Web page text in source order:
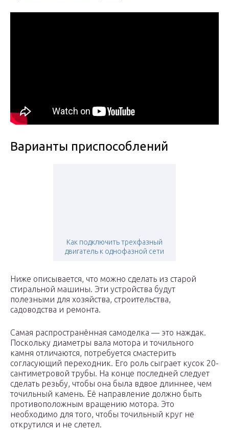
Варианты приспособлений
Как подключить трехфазный
двигатель к однофазной сети
Ниже описывается, что можно сделать из старой
стиральной машины. Эти устройства будут
полезными для хозяйства, строительства,
садоводства и ремонта.
Самая распространённая самоделка — это наждак.
Поскольку диаметры вала мотора и точильного
камня отличаются, потребуется смастерить
согласующий переходник. Его роль сыграет кусок 20-
сантиметровой трубы. На конце последней следует
сделать резьбу, чтобы она была вдвое длиннее, чем
точильный камень. Её направление должно быть
противоположным вращению мотора. Это
необходимо для того, чтобы точильный круг не
открутился и не слетел.